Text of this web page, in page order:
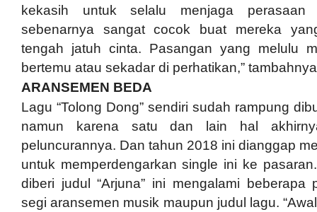
kekasih untuk selalu menjaga perasaan
sebenarnya sangat cocok buat mereka
tengah jatuh cinta. Pasangan yang melulu
bertemu atau sekadar di perhatikan,”
ARANSEMEN BEDA
Lagu “Tolong Dong” sendiri sudah rampung
namun karena satu dan lain hal
peluncurannya. Dan tahun 2018 ini dianggap
untuk memperdengarkan single ini ke
diberi judul “Arjuna” ini mengalami beberapa
segi aransemen musik maupun judul lagu.